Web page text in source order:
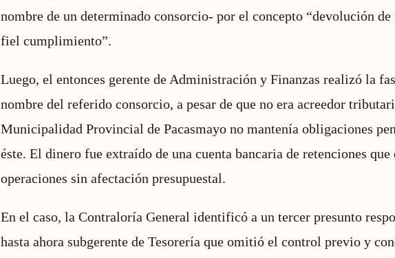
nombre de un determinado consorcio- por el concepto “devolución de
fiel cumplimiento”.
Luego, el entonces gerente de Administración y Finanzas realizó la
nombre del referido consorcio, a pesar de que no era acreedor
Municipalidad Provincial de Pacasmayo no mantenía obligaciones
éste. El dinero fue extraído de una cuenta bancaria de retenciones
operaciones sin afectación presupuestal.
En el caso, la Contraloría General identificó a un tercer presunto
hasta ahora subgerente de Tesorería que omitió el control previo y